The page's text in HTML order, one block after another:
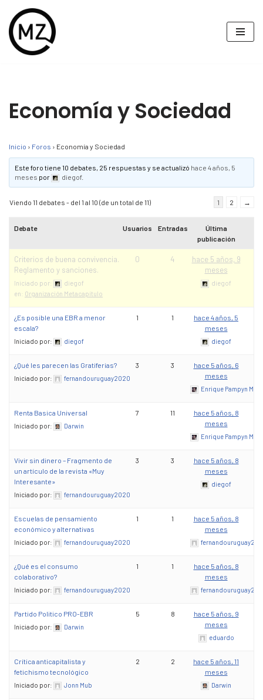
Saltar
al
Economía y Sociedad
Inicio › Foros › Economía y Sociedad
Este foro tiene 10 debates, 25 respuestas y se actualizó hace 4 años, 5
meses por diegof.
Viendo 11 debates - del 1 al 10 (de un total de 11) 1 2 →
Debate Usuarios Entradas
Última
publicación
Criterios de buena convivencia.
Reglamento y sanciones.
Iniciado por:
diegof
en: Organización Metacapítulo
0 4
hace 5 años, 9
meses
diegof
¿Es posible una EBR a menor
escala?
Iniciado por: diegof
1 1
hace 4 años, 5
meses
diegof
¿Qué les parecen las Gratiferias?
Iniciado por: fernandouruguay2020
3 3
hace 5 años, 6
meses
Enrique Pampyn
Renta Basica Universal
Iniciado por: Darwin
7 11
hace 5 años, 8
meses
Enrique Pampyn
Vivir sin dinero – Fragmento de
un artículo de la revista «Muy
Interesante»
Iniciado por: fernandouruguay2020
3 3
hace 5 años, 8
meses
diegof
Escuelas de pensamiento
económico y alternativas
Iniciado por: fernandouruguay2020
1 1
hace 5 años, 8
meses
¿Qué es el consumo
colaborativo?
Iniciado por: fernandouruguay2020
1 1
hace 5 años, 8
meses
Partido Politico PRO-EBR
Iniciado por: Darwin
5 8
hace 5 años, 9
meses
eduardo
Crítica anticapitalista y
fetichismo tecnológico
Iniciado por: Jonn Mub
2 2
hace 5 años, 11
meses
Darwin